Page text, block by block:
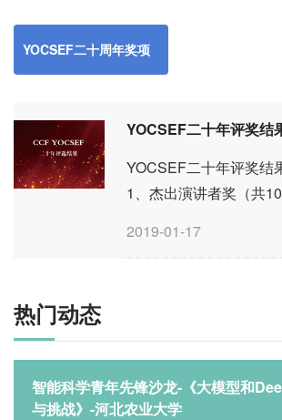
YOCSEF二十周年奖项
YOCSEF二十年评奖结
YOCSEF二十年评奖结
1、杰出演讲者奖（共
杰、包云岗、谭晓生、
2019-01-17
热门动态
智能科学青年先锋沙龙-《大模型和
与挑战》-河北农业大学